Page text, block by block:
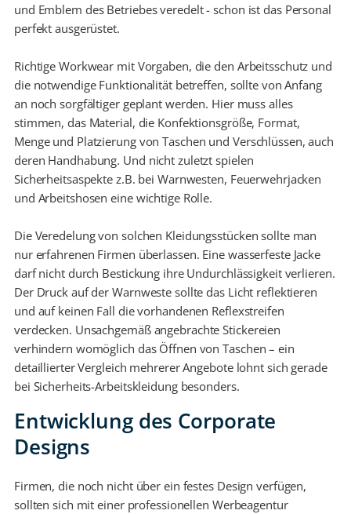
und Emblem des Betriebes veredelt - schon ist das Personal
perfekt ausgerüstet.
Richtige Workwear mit Vorgaben, die den Arbeitsschutz und
die notwendige Funktionalität betreffen, sollte von Anfang
an noch sorgfältiger geplant werden. Hier muss alles
stimmen, das Material, die Konfektionsgröße, Format,
Menge und Platzierung von Taschen und Verschlüssen, auch
deren Handhabung. Und nicht zuletzt spielen
Sicherheitsaspekte z.B. bei Warnwesten, Feuerwehrjacken
und Arbeitshosen eine wichtige Rolle.
Die Veredelung von solchen Kleidungsstücken sollte man
nur erfahrenen Firmen überlassen. Eine wasserfeste Jacke
darf nicht durch Bestickung ihre Undurchlässigkeit verlieren.
Der Druck auf der Warnweste sollte das Licht reflektieren
und auf keinen Fall die vorhandenen Reflexstreifen
verdecken. Unsachgemäß angebrachte Stickereien
verhindern womöglich das Öffnen von Taschen – ein
detaillierter Vergleich mehrerer Angebote lohnt sich gerade
bei Sicherheits-Arbeitskleidung besonders.
Entwicklung des Corporate
Designs
Firmen, die noch nicht über ein festes Design verfügen,
sollten sich mit einer professionellen Werbeagentur